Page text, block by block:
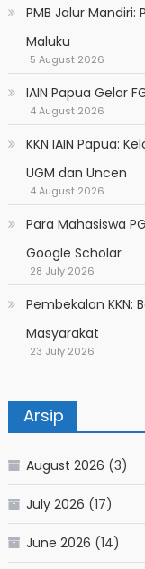
PMB Jalur Mandiri:
Maluku
5 August 2026
IAIN Papua Gelar
4 August 2026
KKN IAIN Papua:
UGM dan Uncen
4 August 2026
Para Mahasiswa
Google Scholar
28 July 2026
Pembekalan KKN:
Masyarakat
23 July 2026
Arsip
August 2026 (3)
July 2026 (17)
June 2026 (14)